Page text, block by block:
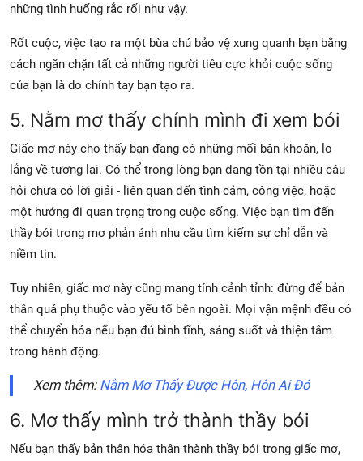
những tình huống rắc rối như vậy.
Rốt cuộc, việc tạo ra một bùa chú bảo vệ xung quanh bạn bằng
cách ngăn chặn tất cả những người tiêu cực khỏi cuộc sống
của bạn là do chính tay bạn tạo ra.
5. Nằm mơ thấy chính mình đi xem bói
Giấc mơ này cho thấy bạn đang có những mối băn khoăn, lo
lắng về tương lai. Có thể trong lòng bạn đang tồn tại nhiều câu
hỏi chưa có lời giải - liên quan đến tình cảm, công việc, hoặc
một hướng đi quan trọng trong cuộc sống. Việc bạn tìm đến
thầy bói trong mơ phản ánh nhu cầu tìm kiếm sự chỉ dẫn và
niềm tin.
Tuy nhiên, giấc mơ này cũng mang tính cảnh tỉnh: đừng để bản
thân quá phụ thuộc vào yếu tố bên ngoài. Mọi vận mệnh đều có
thể chuyển hóa nếu bạn đủ bình tĩnh, sáng suốt và thiện tâm
trong hành động.
Xem thêm: Nằm Mơ Thấy Được Hôn, Hôn Ai Đó
6. Mơ thấy mình trở thành thầy bói
Nếu bạn thấy bản thân hóa thân thành thầy bói trong giấc mơ,